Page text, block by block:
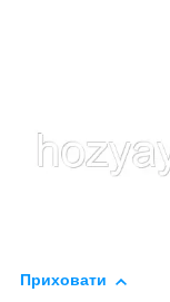
Приховати